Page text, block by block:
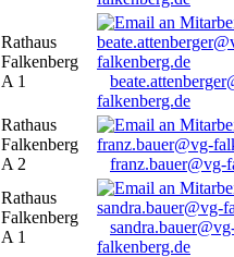
Rathaus
Falkenberg
A 1
falkenberg.de
Rathaus
Falkenberg
A 2
franz.bauer@vg-
Rathaus
Falkenberg
A 1
falkenberg.de